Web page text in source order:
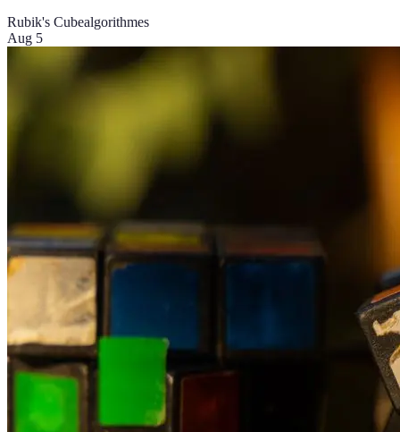
Rubik's Cubealgorithmes
Aug 5